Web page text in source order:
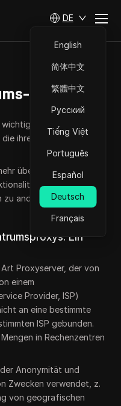
DE
English
简体中文
繁體中文
Русский
Tiếng Việt
Português
Español
Deutsch
Français
Proxy
Ressource für
ihre Online-
über die Natur von
die Vorteile, die
anderen Proxy-Typen
Ein
Proxyserver, der von
einem
Provider, ISP)
an eine bestimmte
ISP gebunden.
in Rechenzentren
Anonymität und
Zwecken verwendet, z.
von geografischen